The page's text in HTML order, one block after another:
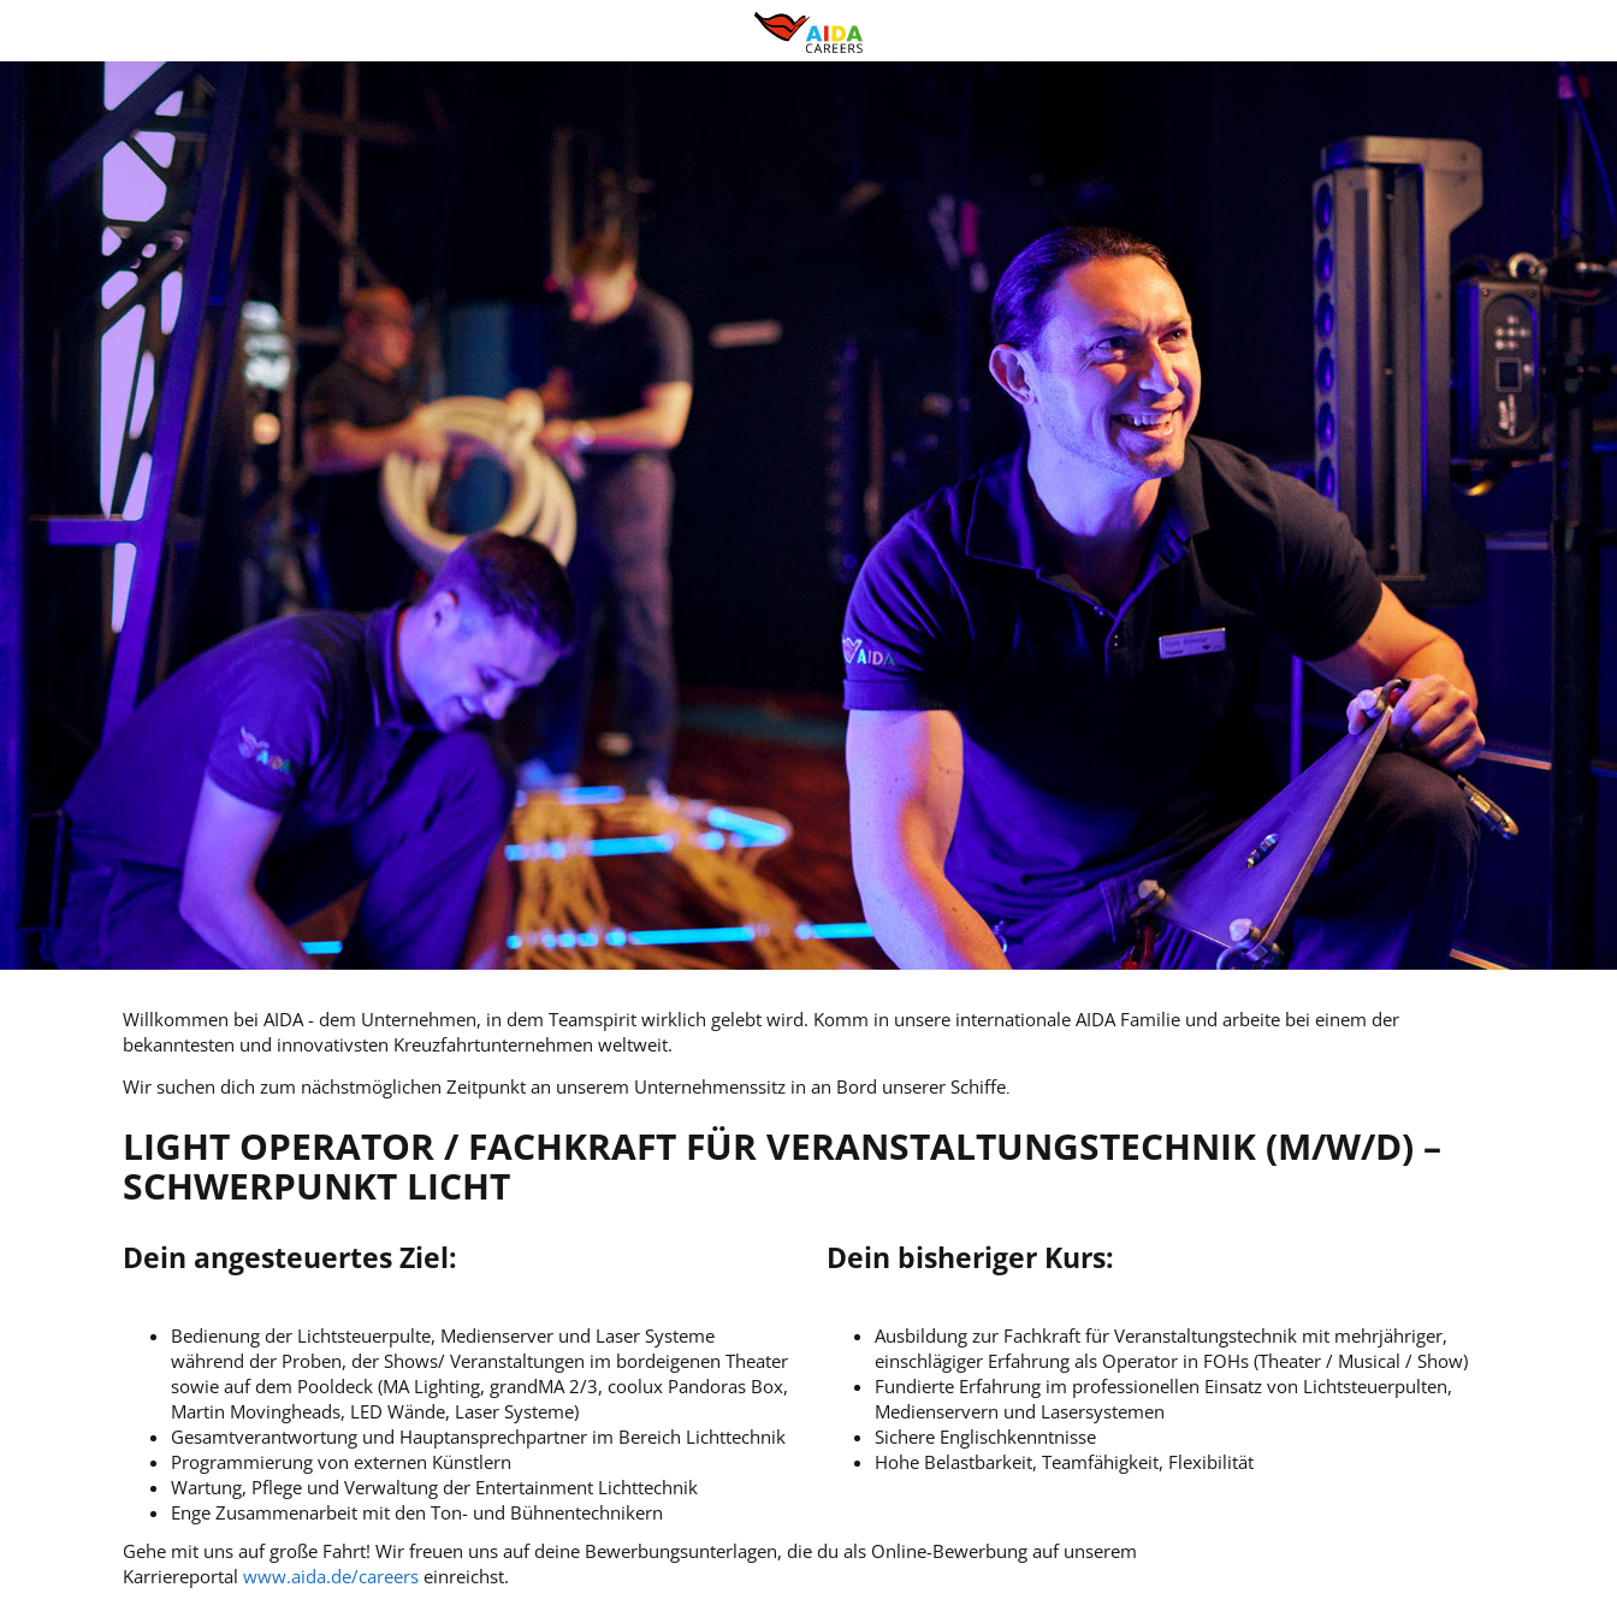
Willkommen bei AIDA - dem Unternehmen, in dem Teamspirit wirklich gelebt wird. Komm in unsere internationale AIDA Familie und arbeite bei einem der
bekanntesten und innovativsten Kreuzfahrtunternehmen weltweit.
Wir suchen dich zum nächstmöglichen Zeitpunkt an unserem Unternehmenssitz in an Bord unserer Schiffe
LIGHT OPERATOR / FACHKRAFT FÜR VERANSTALTUNGSTECHNIK (M/W/D) –
SCHWERPUNKT LICHT
Dein angesteuertes Ziel:
Bedienung der Lichtsteuerpulte, Medienserver und Laser Systeme
während der Proben, der Shows/ Veranstaltungen im bordeigenen Theater
sowie auf dem Pooldeck (MA Lighting, grandMA 2/3, coolux Pandoras Box,
Martin Movingheads, LED Wände, Laser Systeme)
Gesamtverantwortung und Hauptansprechpartner im Bereich Lichttechnik
Programmierung von externen Künstlern
Wartung, Pflege und Verwaltung der Entertainment Lichttechnik
Enge Zusammenarbeit mit den Ton- und Bühnentechnikern
Dein bisheriger Kurs:
Ausbildung zur Fachkraft für Veranstaltungstechnik mit mehrjähriger,
einschlägiger Erfahrung als Operator in FOHs (Theater / Musical / Show)
Fundierte Erfahrung im professionellen Einsatz von Lichtsteuerpulten,
Medienservern und Lasersystemen
Sichere Englischkenntnisse
Hohe Belastbarkeit, Teamfähigkeit, Flexibilität
Gehe mit uns auf große Fahrt! Wir freuen uns auf deine Bewerbungsunterlagen, die du als Online-Bewerbung auf unserem
Karriereportal www.aida.de/careers einreichst.